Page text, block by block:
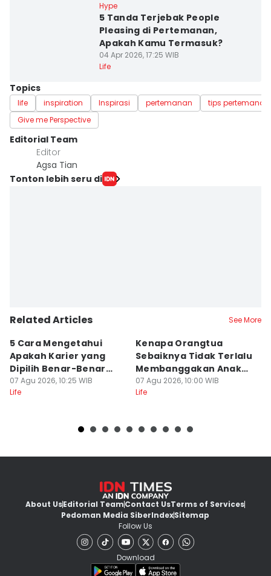
Hype
5 Tanda Terjebak People
Pleasing di Pertemanan,
Apakah Kamu Termasuk?
04 Apr 2026, 17:25 WIB
Life
Topics
life inspiration Inspirasi pertemanan
tips pertemanan
Give me Perspective
Editorial Team
Editor
Agsa Tian
Tonton lebih seru di
Related Articles See More
5 Cara Mengetahui
Apakah Karier yang
Dipilih Benar-Benar
Cocok Untukmu
07 Agu 2026, 10:25 WIB
Life
Kenapa Orangtua
Sebaiknya Tidak Terlalu
Membanggakan Anak?
Terbebani
07 Agu 2026, 10:00 WIB
Life
About UsEditorial TeamContact UsTerms of Services
Pedoman Media SiberIndexSitemap
Follow Us
Download